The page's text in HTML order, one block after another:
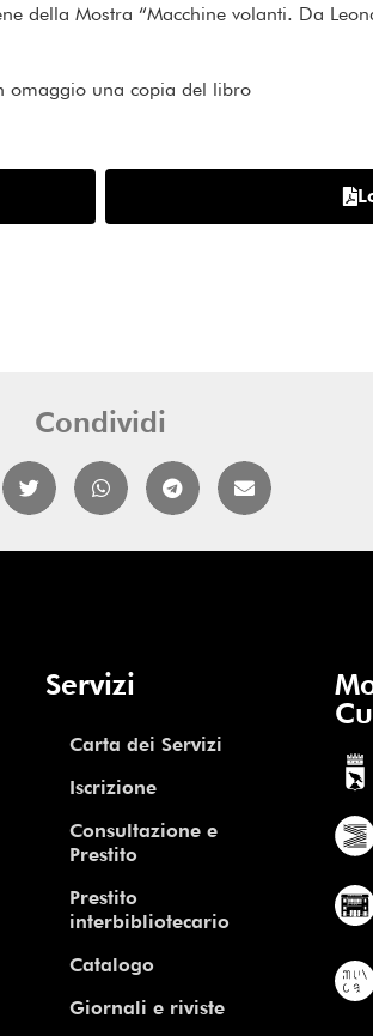
della Mostra “Macchine volanti. Da
omaggio una copia del libro
Condividi
Servizi
Carta dei Servizi
Iscrizione
Consultazione e
Prestito
Prestito
interbibliotecario
Catalogo
Giornali e riviste